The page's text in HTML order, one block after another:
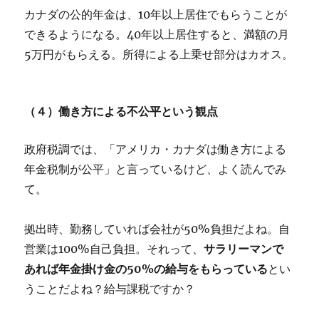
カナダの公的年金は、10年以上居住でもらうことが
できるようになる。40年以上居住すると、満額の月
5万円がもらえる。所得による上乗せ部分はカオス。
（４）働き方による不公平という観点
政府税調では、「アメリカ・カナダは働き方による
年金税制が公平」と言っているけど、よく読んでみ
て。
拠出時、勤務していれば会社が50%負担だよね。自
営業は100%自己負担。それって、サラリーマンで
あれば年金掛け金の50%の給与をもらっているとい
うことだよね？給与課税ですか？